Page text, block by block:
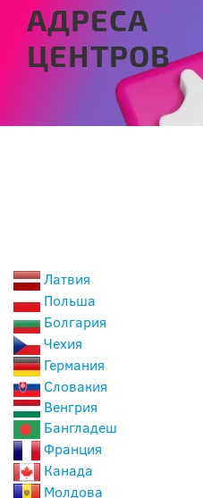
АДРЕСА
ЦЕНТРОВ
Латвия
Польша
Болгария
Чехия
Германия
Словакия
Венгрия
Бангладеш
Франция
Канада
Молдова